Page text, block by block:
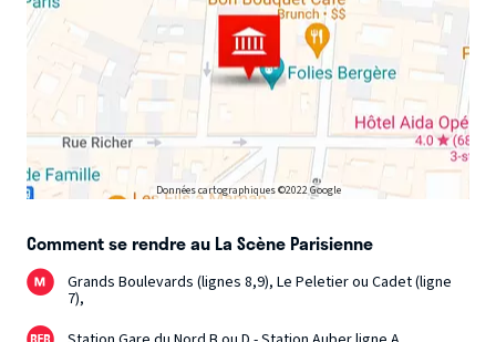
fusée à imagination n’est pas soumise aux lois de la
gravitation. Vous craignez d’avoir le vertige ? Laissez vos
préjugés en soute, c’est le meilleur moyen de léviter…
Également en tournée mondiale avec son duo « Fills
Monkey », Célestin atterrit à la Divine Comédie en duo
avec Racheal Ofori pour un concert exceptionnel à ne pas
manquer.
Données cartographiques ©2022 Google
Comment se rendre au La Scène Parisienne
Grands Boulevards (lignes 8,9), Le Peletier ou Cadet (ligne
7),